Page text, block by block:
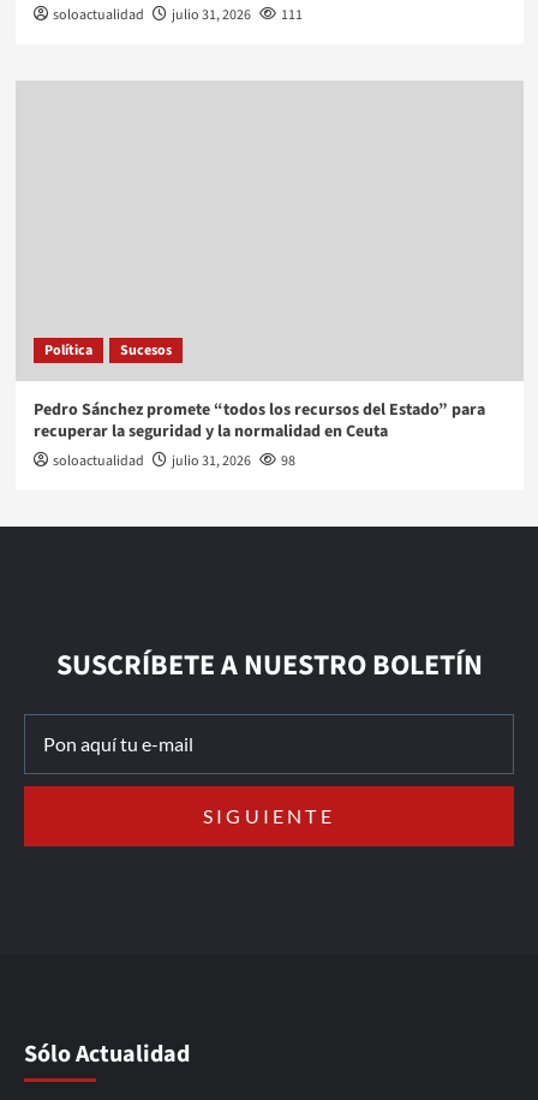
soloactualidad julio 31, 2026 111
Política Sucesos
Pedro Sánchez promete “todos los recursos del Estado” para
recuperar la seguridad y la normalidad en Ceuta
soloactualidad julio 31, 2026 98
SUSCRÍBETE A NUESTRO BOLETÍN
Sólo Actualidad